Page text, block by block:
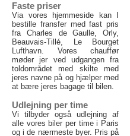
Faste priser
Via vores hjemmeside kan I
bestille fransfer med fast pris
fra Charles de Gaulle, Orly,
Beauvais-Tillé, Le Bourget
Lufthavn. Vores chauffør
møder jer ved udgangen fra
toldområdet med skilte med
jeres navne på og hjælper med
at bære jeres bagage til bilen.
Udlejning per time
Vi tilbyder også udlejning af
alle vores biler per time i Paris
og i de nærmeste byer. Pris på